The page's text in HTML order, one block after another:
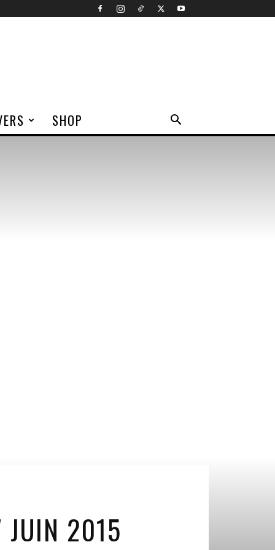
SHOP
JUIN 2015